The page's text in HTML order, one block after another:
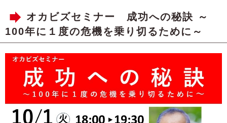
オカビズセミナー 成功への秘訣 ～
100年に１度の危機を乗り切るために～